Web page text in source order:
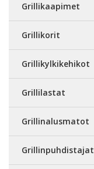
Grillikaapimet
Grillikorit
Grillikylkikehikot
Grillilastat
Grillinalusmatot
Grillinpuhdistajat